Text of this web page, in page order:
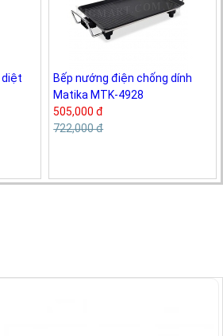
diệt
Bếp nướng điện chống dính
Matika MTK-4928
505,000 đ
722,000 đ